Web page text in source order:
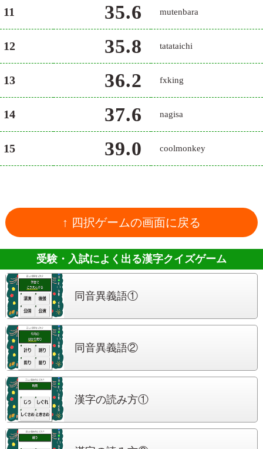
11 35.6 mutenbara
12 35.8 tatataichi
13 36.2 fxking
14 37.6 nagisa
15 39.0 coolmonkey
↑ 四択ゲームの画面に戻る
受験・入試によく出る漢字クイズゲーム
同音異義語①
同音異義語②
漢字の読み方①